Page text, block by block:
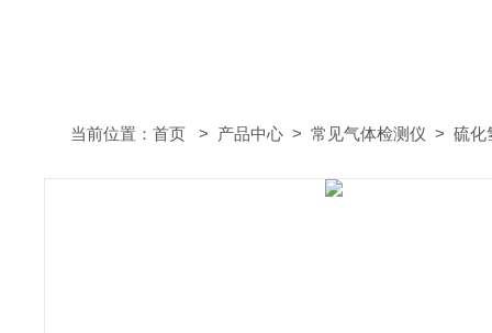
当前位置： 首页 > 产品中心 > 常见气体检测仪 > 硫化